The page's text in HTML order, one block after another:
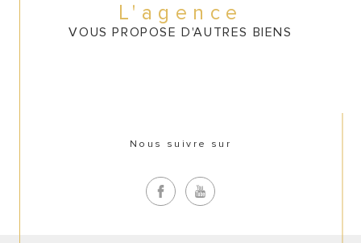
L'agence
VOUS PROPOSE D'AUTRES BIENS
Nous suivre sur